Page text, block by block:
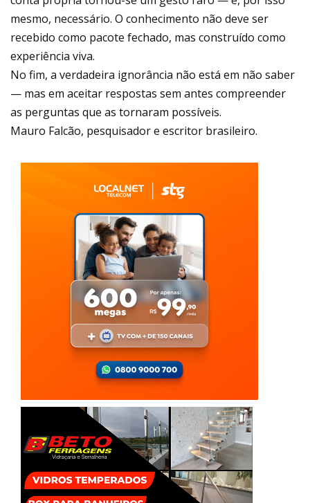
mesmo, necessário. O conhecimento não deve ser
recebido como pacote fechado, mas construído como
experiência viva.
No fim, a verdadeira ignorância não está em não saber
— mas em aceitar respostas sem antes compreender
as perguntas que as tornaram possíveis.
Mauro Falcão, pesquisador e escritor brasileiro.